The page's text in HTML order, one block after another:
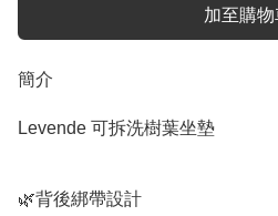
加至購物
簡介
Levende 可拆洗樹葉坐墊
🌿背後綁帶設計